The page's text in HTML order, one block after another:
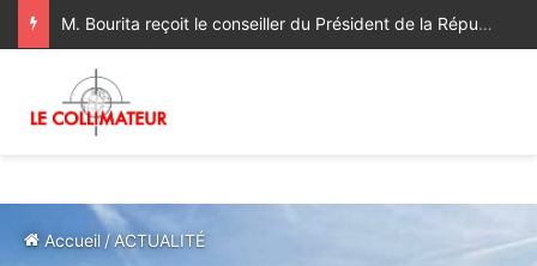
M. Bourita reçoit le conseiller du Président de la République de Roumanie, porteur d’un message adressé à SM le Roi
Accueil / ACTUALITÉ